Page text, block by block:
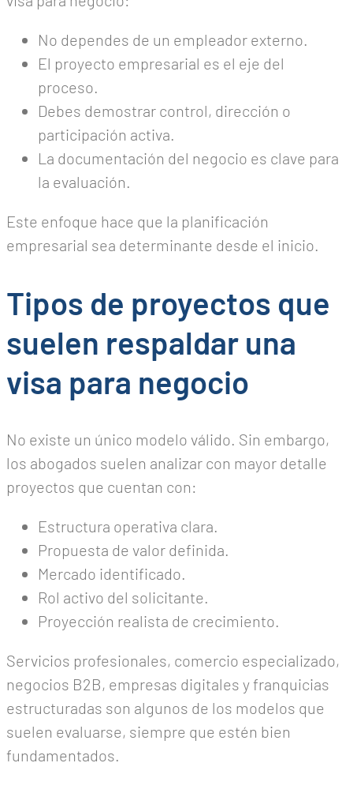
No dependes de un empleador externo.
El proyecto empresarial es el eje del
proceso.
Debes demostrar control, dirección o
participación activa.
La documentación del negocio es clave para
la evaluación.
Este enfoque hace que la planificación
empresarial sea determinante desde el inicio.
Tipos de proyectos que
suelen respaldar una
visa para negocio
No existe un único modelo válido. Sin embargo,
los abogados suelen analizar con mayor detalle
proyectos que cuentan con:
Estructura operativa clara.
Propuesta de valor definida.
Mercado identificado.
Rol activo del solicitante.
Proyección realista de crecimiento.
Servicios profesionales, comercio especializado,
negocios B2B, empresas digitales y franquicias
estructuradas son algunos de los modelos que
suelen evaluarse, siempre que estén bien
fundamentados.